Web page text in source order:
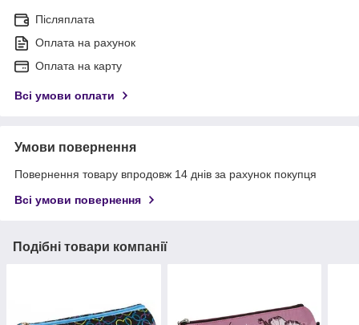
Післяплата
Оплата на рахунок
Оплата на карту
Всі умови оплати
Умови повернення
Повернення товару впродовж 14 днів за рахунок покупця
Всі умови повернення
Подібні товари компанії